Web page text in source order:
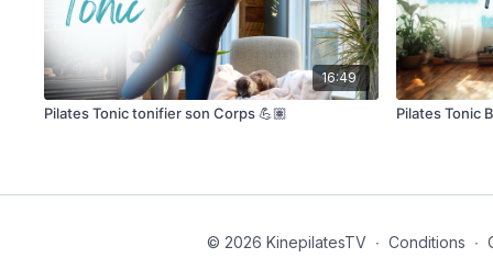
16:49
Pilates Tonic tonifier son Corps 💪🏽 Pilates Tonic
© 2026 KinepilatesTV ∙ Conditions ∙